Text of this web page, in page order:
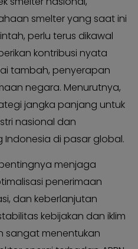
smelter yang saat ini
perlu terus dikawal
kontribusi nyata
tambah, penyerapan
negara. Menurutnya,
jangka panjang untuk
nasional dan
di pasar global.
menjaga
penerimaan
dan keberlanjutan
kebijakan dan iklim
sangat menentukan